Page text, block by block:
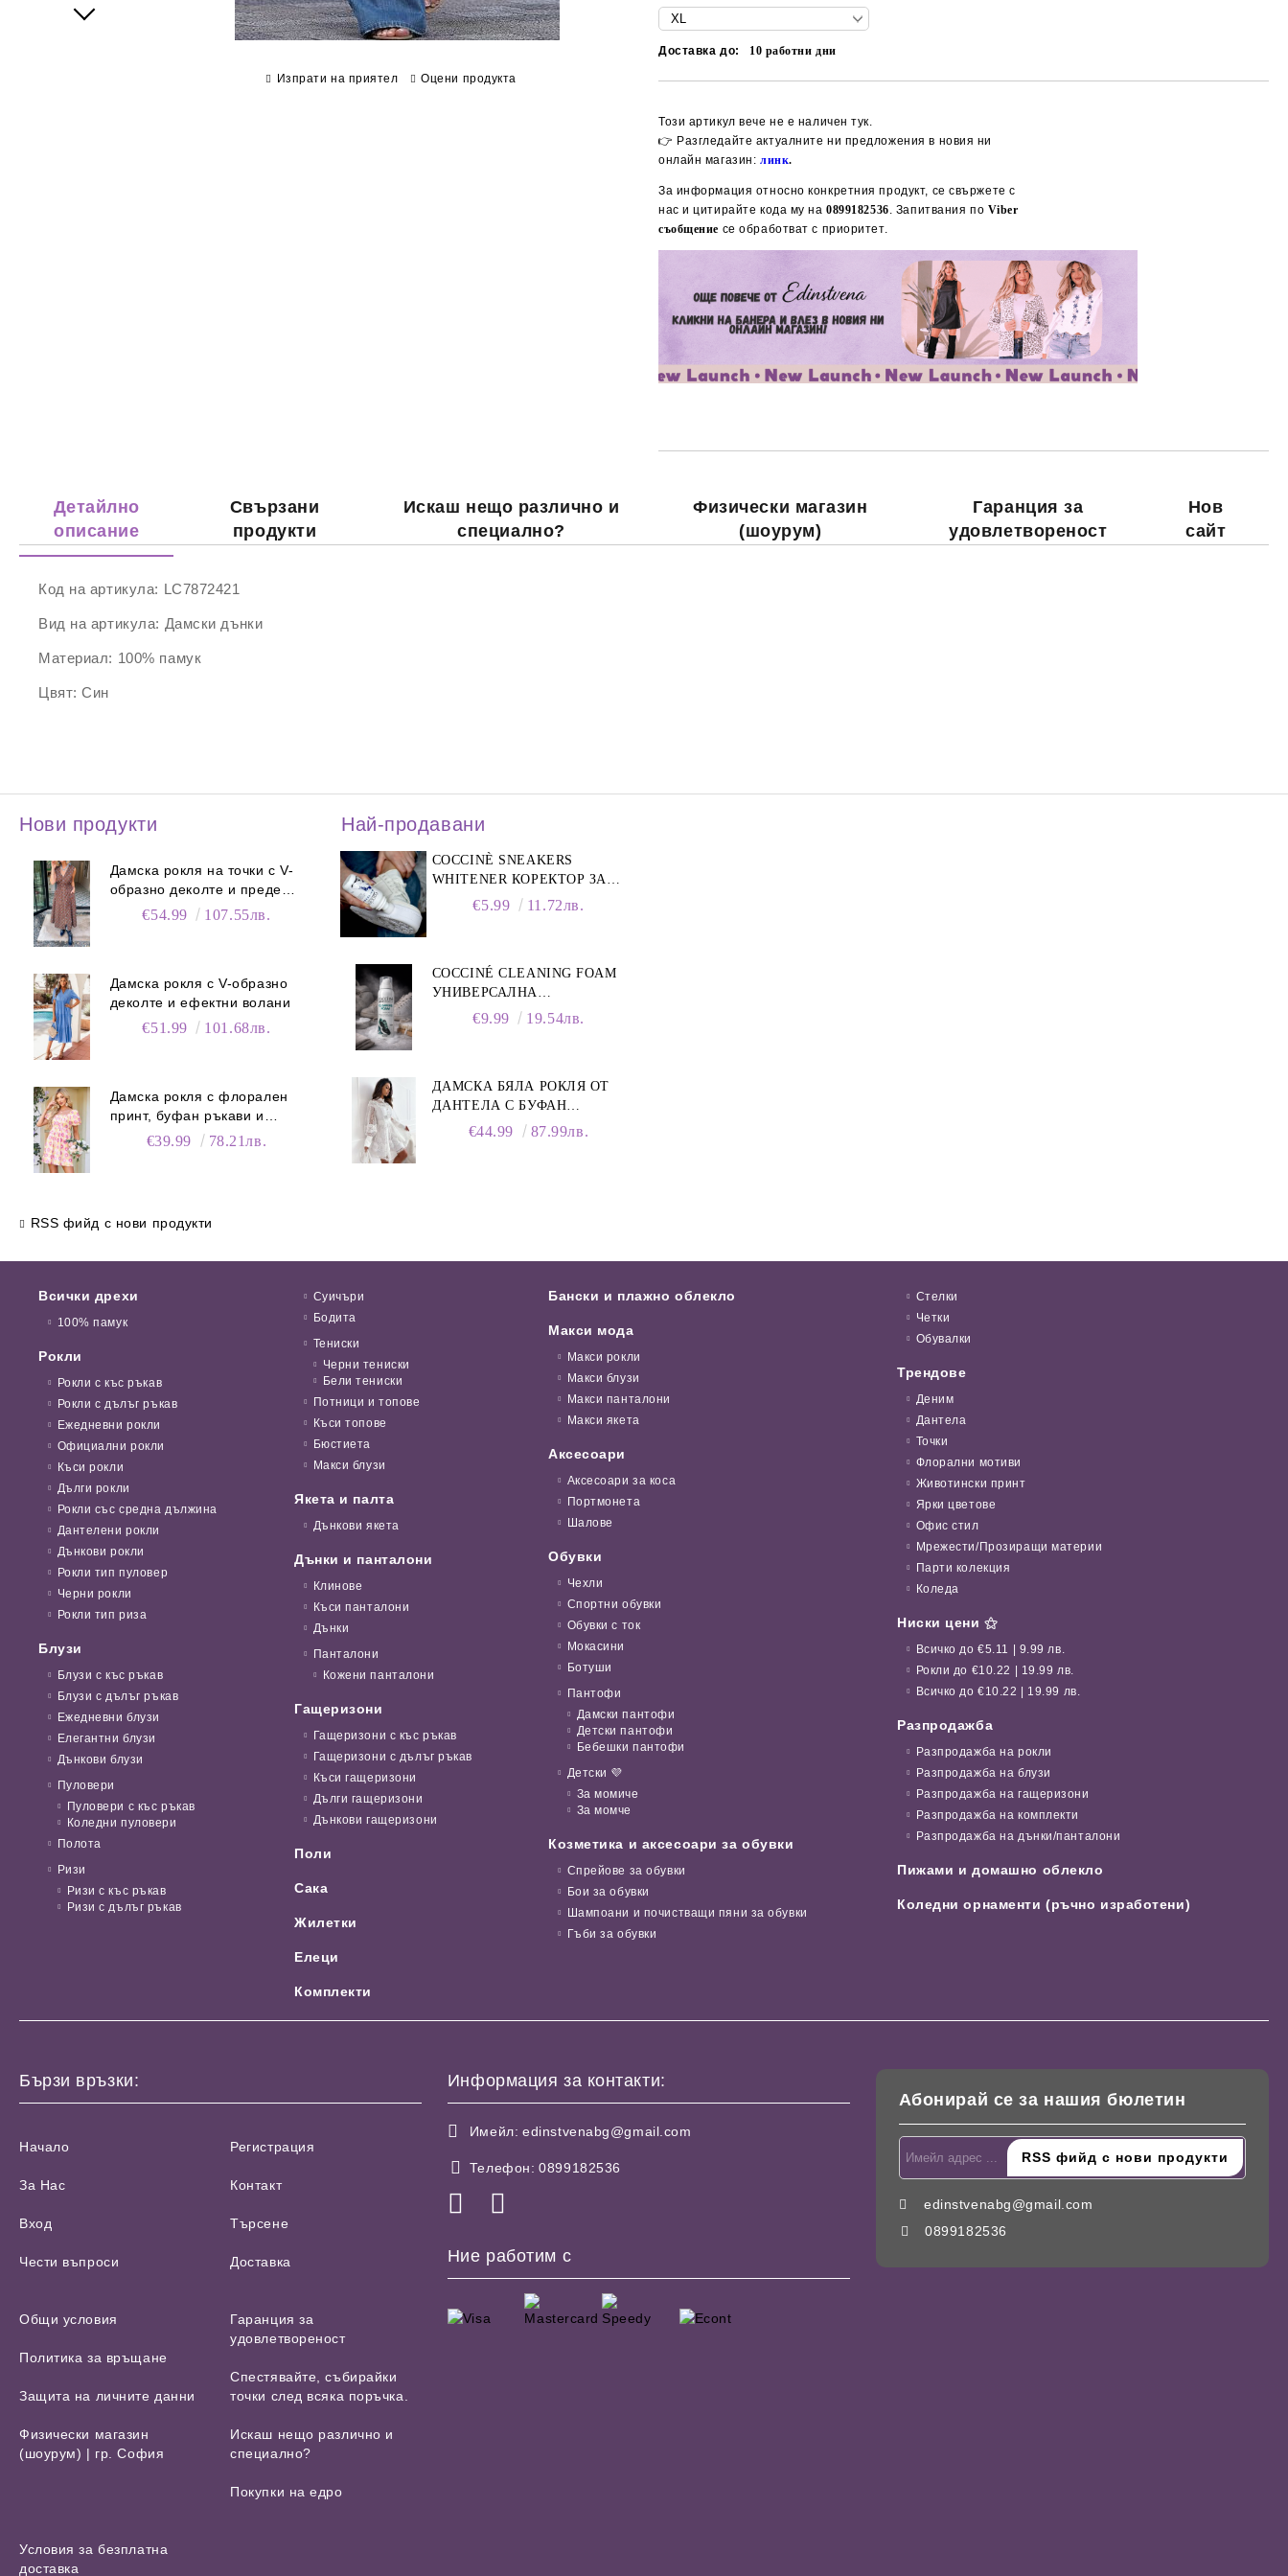
Доставка до: 10 работни дни
Този артикул вече не е наличен тук.
👉 Разгледайте актуалните ни предложения в новия ни
онлайн магазин: линк.
За информация относно конкретния продукт, се свържете с
нас и цитирайте кода му на0899182536 . Запитвания по Viber
съобщение се обработват с приоритет.
Изпрати на приятел Оцени продукта
Детайлно
описание
Свързани
продукти
Искаш нещо различно и
специално?
Физически магазин
(шоурум)
Гаранция за
удовлетвореност
Нов
сайт
Код на артикула: LC7872421
Вид на артикула: Дамски дънки
Материал: 100% памук
Цвят: Син
Нови продукти
Дамска рокля на точки с V-
образно деколте и преден
€54.99 107.55лв.
Дамска рокля с V-образно
деколте и ефектни волани
€51.99 101.68лв.
Дамска рокля с флорален
принт, буфан ръкави и
джобове€39.99 78.21лв.
RSS фийд с нови продукти
Най-продавани
COCCINÈ SNEAKERS
WHITENER КОРЕКТОР ЗА
БЕЛИ МАРАТОНКИ, 75 ML
€5.99 11.72лв.
COCCINÉ CLEANING FOAM
УНИВЕРСАЛНА
ПОЧИСТВАЩА ПЯНА ЗА
€9.99 19.54лв.
ДАМСКА БЯЛА РОКЛЯ ОТ
ДАНТЕЛА С БУФАН
РЪКАВИ И ЯКА
€44.99 87.99лв.
Всички дрехи
100% памук
Рокли
Рокли с къс ръкав
Рокли с дълъг ръкав
Ежедневни рокли
Официални рокли
Къси рокли
Дълги рокли
Рокли със средна дължина
Дантелени рокли
Дънкови рокли
Рокли тип пуловер
Черни рокли
Рокли тип риза
Блузи
Блузи с къс ръкав
Блузи с дълъг ръкав
Ежедневни блузи
Елегантни блузи
Дънкови блузи
Пуловери
Пуловери с къс ръкав
Коледни пуловери
Полота
Ризи
Ризи с къс ръкав
Ризи с дълъг ръкав
Суичъри
Бодита
Тениски
Черни тениски
Бели тениски
Потници и топове
Къси топове
Бюстиета
Макси блузи
Якета и палта
Дънкови якета
Дънки и панталони
Клинове
Къси панталони
Дънки
Панталони
Кожени панталони
Гащеризони
Гащеризони с къс ръкав
Гащеризони с дълъг ръкав
Къси гащеризони
Дълги гащеризони
Дънкови гащеризони
Поли
Сака
Жилетки
Елеци
Комплекти
Бански и плажно облекло
Макси мода
Макси рокли
Макси блузи
Макси панталони
Макси якета
Аксесоари
Аксесоари за коса
Портмонета
Шалове
Обувки
Чехли
Спортни обувки
Обувки с ток
Мокасини
Ботуши
Пантофи
Дамски пантофи
Детски пантофи
Бебешки пантофи
Детски 💜
За момиче
За момче
Козметика и аксесоари за обувки
Спрейове за обувки
Бои за обувки
Шампоани и почистващи пяни за обувки
Гъби за обувки
Стелки
Четки
Обувалки
Трендове
Деним
Дантела
Точки
Флорални мотиви
Животински принт
Ярки цветове
Офис стил
Мрежести/Прозиращи материи
Парти колекция
Коледа
Ниски цени ⚝
Всичко до €5.11 | 9.99 лв.
Рокли до €10.22 | 19.99 лв.
Всичко до €10.22 | 19.99 лв.
Разпродажба
Разпродажба на рокли
Разпродажба на блузи
Разпродажба на гащеризони
Разпродажба на комплекти
Разпродажба на дънки/панталони
Пижами и домашно облекло
Коледни орнаменти (ръчно изработени)
Бързи връзки:
Начало
За Нас
Вход
Чести въпроси
Регистрация
Контакт
Търсене
Доставка
Общи условия
Политика за връщане
Защита на личните данни
Физически магазин
(шоурум) | гр. София
Гаранция за
удовлетвореност
Спестявайте, събирайки
точки след всяка поръчка.
Искаш нещо различно и
специално?
Покупки на едро
Условия за безплатна
доставка
Информация за контакти:
Имейл: edinstvenabg@gmail.com
Телефон: 0899182536
Ние работим с
Абонирай се за нашия бюлетин
edinstvenabg@gmail.com
0899182536